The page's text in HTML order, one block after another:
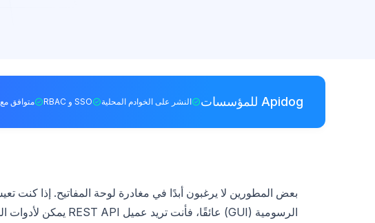
Apidog للمؤسسات النشر على الخوادم المحلية SSO و RBAC متوافق مع SOC 2